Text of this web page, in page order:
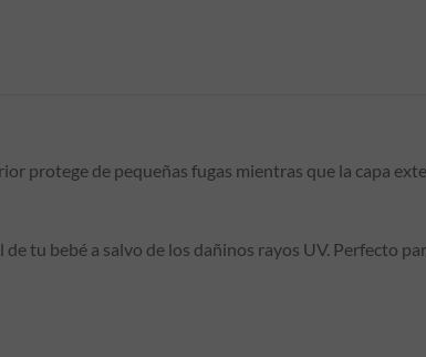
protege de pequeñas fugas mientras que la capa
tu bebé a salvo de los dañinos rayos UV. Perfecto